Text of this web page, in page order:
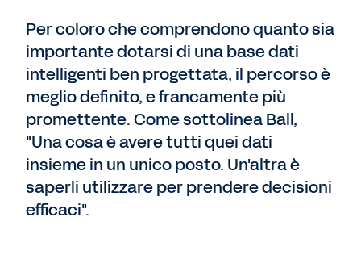
Per coloro che comprendono quanto sia
importante dotarsi di una base dati
intelligenti ben progettata, il percorso è
meglio definito, e francamente più
promettente. Come sottolinea Ball,
"Una cosa è avere tutti quei dati
insieme in un unico posto. Un'altra è
saperli utilizzare per prendere decisioni
efficaci".